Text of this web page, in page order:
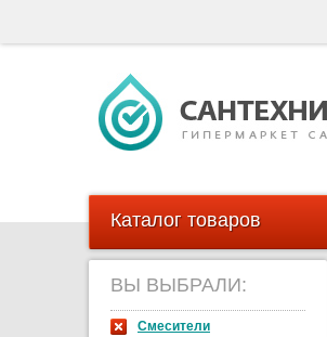
Каталог товаров
ВЫ ВЫБРАЛИ:
Смесители